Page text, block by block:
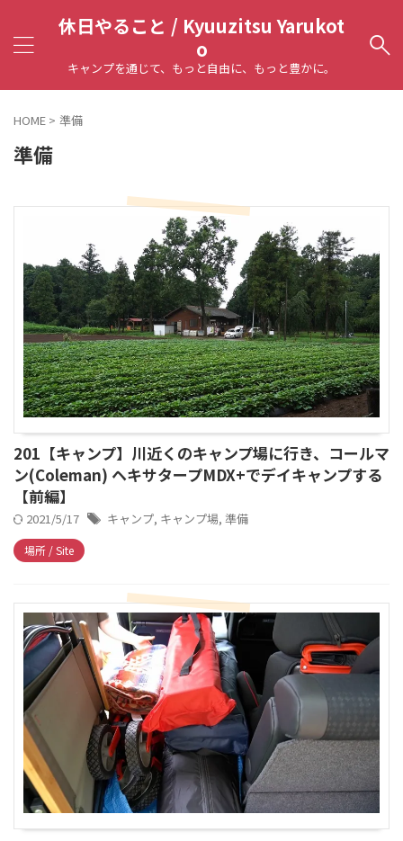
休日やること / Kyuuzitsu Yarukot
o
キャンプを通じて、もっと自由に、もっと豊かに。
HOME > 準備
準備
201【キャンプ】川近くのキャンプ場に行き、コールマ
ン(Coleman) ヘキサタープMDX+でデイキャンプする
【前編】
2021/5/17 キャンプ, キャンプ場, 準備
場所 / Site